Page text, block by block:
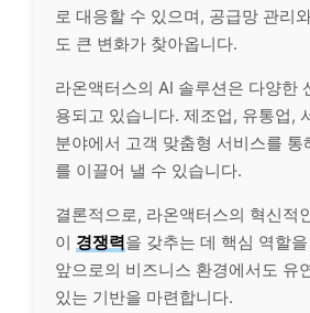
로 대응할 수 있으며, 공급망 관리
도 큰 변화가 찾아옵니다.
라온액터스의 AI 솔루션은 다양한
용되고 있습니다. 제조업, 유통업,
분야에서 고객 맞춤형 서비스를 통
를 이끌어 낼 수 있습니다.
결론적으로, 라온액터스의 혁신적
이 경쟁력을 갖추는 데 핵심 역할
앞으로의 비즈니스 환경에서도 유
있는 기반을 마련합니다.